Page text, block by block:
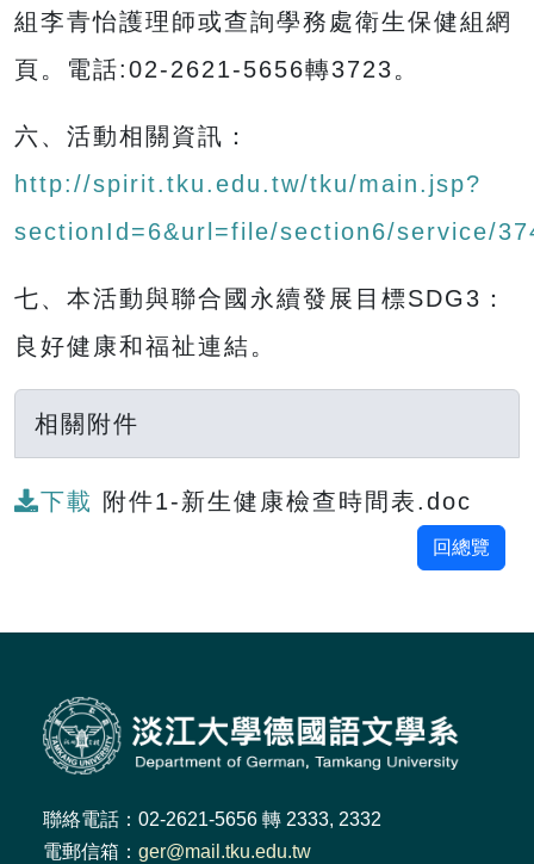
組李青怡護理師或查詢學務處衛生保健組網
頁。電話:02-2621-5656轉3723。
六、活動相關資訊：
http://spirit.tku.edu.tw/tku/main.jsp?
sectionId=6&url=file/section6/service/
七、本活動與聯合國永續發展目標SDG3：
良好健康和福祉連結。
相關附件
下載 附件1-新生健康檢查時間表.doc
回總覽
聯絡電話：02-2621-5656 轉 2333, 2332
電郵信箱： ger@mail.tku.edu.tw